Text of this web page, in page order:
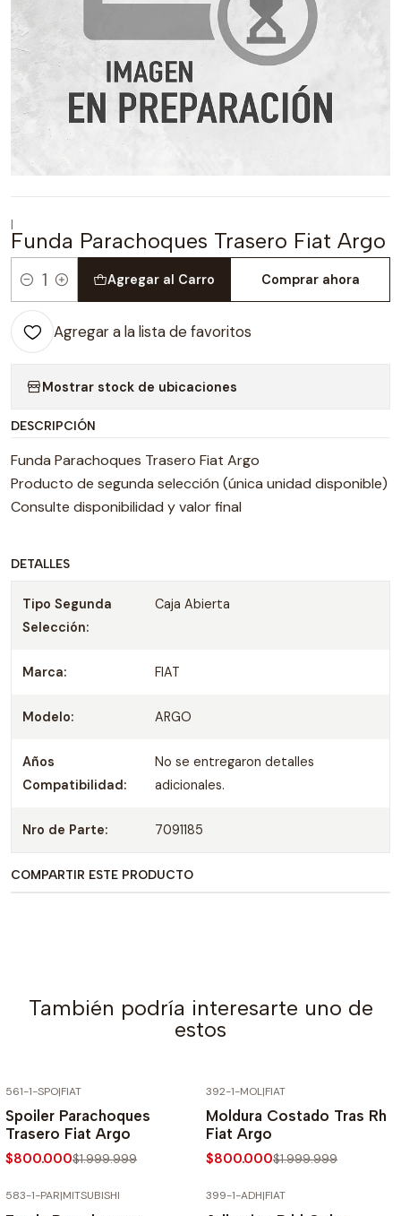
|
Funda Parachoques Trasero Fiat Argo
Cantidad
Agregar al Carro Comprar ahora
Agregar a la lista de favoritos
Mostrar stock de ubicaciones
DESCRIPCIÓN
Funda Parachoques Trasero Fiat Argo
Producto de segunda selección (única unidad disponible)
Consulte disponibilidad y valor final
DETALLES
Tipo Segunda
Selección:
Caja Abierta
Marca: FIAT
Modelo: ARGO
Años
Compatibilidad:
No se entregaron detalles
adicionales.
Nro de Parte: 7091185
COMPARTIR ESTE PRODUCTO
También podría interesarte uno de
estos
561-1-SPO|FIAT
Spoiler Parachoques
Trasero Fiat Argo
$800.000$1.999.999
392-1-MOL|FIAT
Moldura Costado Tras Rh
Fiat Argo
$800.000$1.999.999
583-1-PAR|MITSUBISHI 399-1-ADH|FIAT